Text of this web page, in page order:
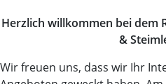
Herzlich willkommen bei dem
&
Wir freuen uns, dass wir Ihr